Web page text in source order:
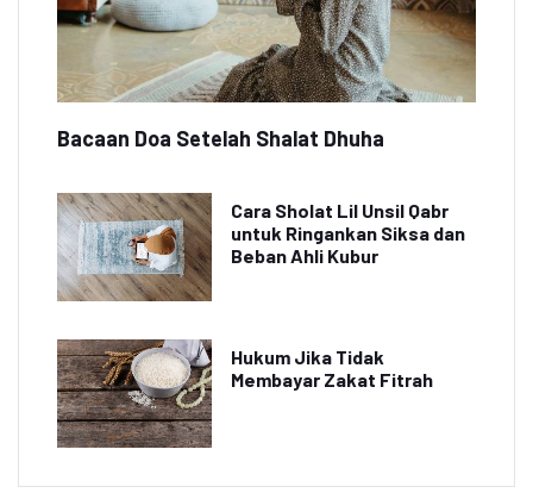
Bacaan Doa Setelah Shalat Dhuha
Cara Sholat Lil Unsil Qabr
untuk Ringankan Siksa dan
Beban Ahli Kubur
Hukum Jika Tidak
Membayar Zakat Fitrah